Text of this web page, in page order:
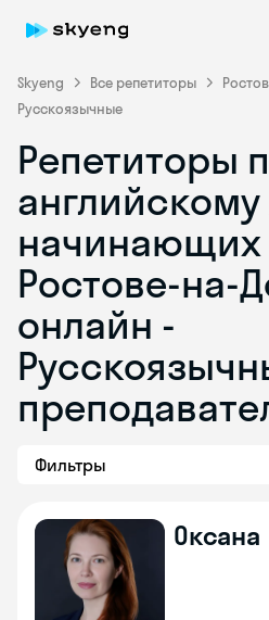
Skyeng Все репетиторы
Русскоязычные
Репетиторы
английскому
начинающих
Ростове-на-
онлайн -
Фильтры
Оксана
Skyeng Chat